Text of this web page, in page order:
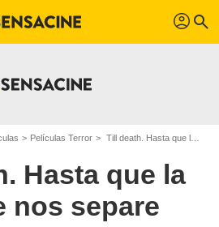
profil search
Películas Terror Till death. Hasta que la muerte nos separe
Hasta que la
nos separe